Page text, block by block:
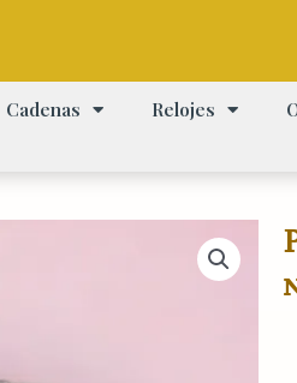
Cadenas Relojes